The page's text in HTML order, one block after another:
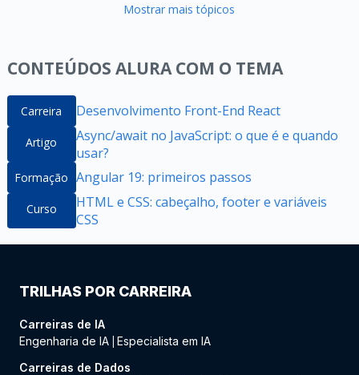
Mostrar mais tópicos
CONTEÚDOS ALURA COM O TEMA
Carreira Desenvolvimento Front-End React
Artigo
Async/await no JavaScript: o que é e quando
usar?
Formação Angular 19: primeiros passos
Curso
HTML e CSS: cabeçalho, footer e variáveis
CSS
TRILHAS POR CARREIRA
Carreiras de IA
Engenharia de IA Especialista em IA
Carreiras de Dados